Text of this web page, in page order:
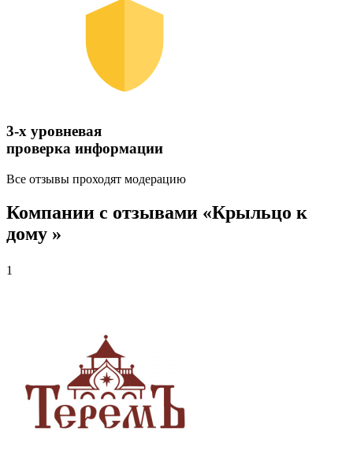
3-х уровневая
проверка информации
Все отзывы проходят модерацию
Компании с отзывами «Крыльцо к
дому »
1